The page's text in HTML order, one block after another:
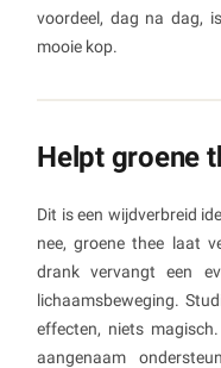
voordeel, dag na dag,
mooie kop.
Helpt groene
Dit is een wijdverbreid
nee, groene thee laat
drank vervangt een
lichaamsbeweging.
effecten, niets
aangenaam